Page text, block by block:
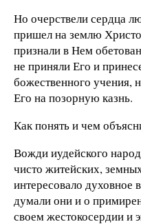
Но очерствели сердца
пришел на землю
признали в Нем
не приняли Его и
божественного учения,
Его на позорную казнь.
Как понять и чем
Вожди иудейского
чисто житейских,
интересовало
думали они и о
своем жестокосердии и